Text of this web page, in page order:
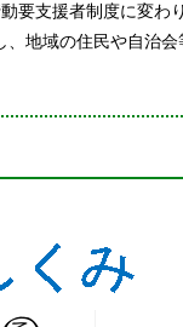
要支援者制度に変わ
地域の住民や自治会